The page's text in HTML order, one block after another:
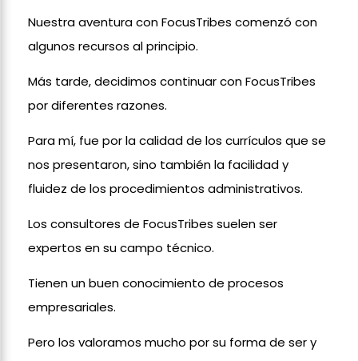
Nuestra aventura con FocusTribes comenzó con
algunos recursos al principio.
Más tarde, decidimos continuar con FocusTribes
por diferentes razones.
Para mí, fue por la calidad de los currículos que se
nos presentaron, sino también la facilidad y
fluidez de los procedimientos administrativos.
Los consultores de FocusTribes suelen ser
expertos en su campo técnico.
Tienen un buen conocimiento de procesos
empresariales.
Pero los valoramos mucho por su forma de ser y